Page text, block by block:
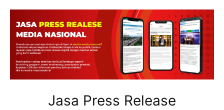
Jasa Press Release